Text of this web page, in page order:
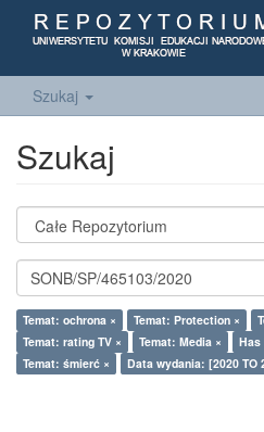
Szukaj
Szukaj
Temat: ochrona × Temat: Protection ×
Temat: rating TV ×
Temat: Media × Has
Temat: śmierć ×
Data wydania: [2020 TO